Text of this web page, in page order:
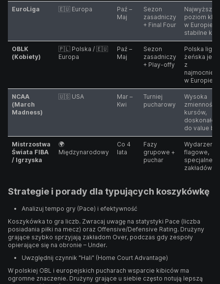
EuroLiga 🇪🇺 Europa
Paź –
Maj
Sezon
zasadniczy
+ Final Four
Najwyższy
poziom
w Europie,
stabilne
OBLK
(Kobiety)
🇵🇱 Polska / 🇪🇺
Europa
Paź –
Maj
Sezon
zasadniczy
+ Play-offy
Polska liga
żeńska jest
z
w Europie
NCAA
(March
Madness)
🇺🇸 USA
Mar –
Kwi
Turniej
pucharowy
Wysoka
zmienność
kursów,
doskonałe
do value
Mistrzostwa
Świata FIBA
/ Igrzyska
🌍
Międzynarodowy
Co 4
lata
Fazy
grupowe +
puchar
Wydarzenia
flagowe,
specjalne
zakładów
Strategie i porady dla typujących koszykówkę
Analizuj tempo gry (Pace) i efektywność
Koszykówka to gra liczb. Zwracaj uwagę na statystyki Pace (liczba
posiadania piłki na mecz) oraz Offensive/Defensive Rating. Drużyny
grające szybko sprzyjają zakładom Over, podczas gdy zespoły
opierające się na obronie – Under.
Uwzględnij czynnik "Hali" (Home Court Advantage)
W polskiej OBL i europejskich pucharach wsparcie kibiców ma
ogromne znaczenie. Drużyny grające u siebie często notują lepszą